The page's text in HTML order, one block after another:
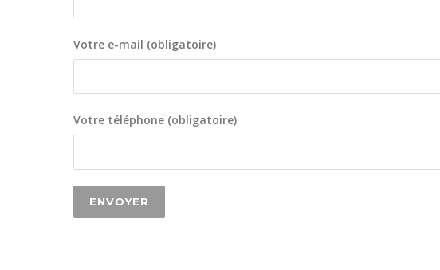
Votre e-mail (obligatoire)
Votre téléphone (obligatoire)